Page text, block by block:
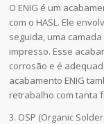
O ENIG é um
com o HASL. Ele
seguida, uma
impresso. Esse
corrosão e é
acabamento ENIG
retrabalho com tanta
3. OSP (Organic